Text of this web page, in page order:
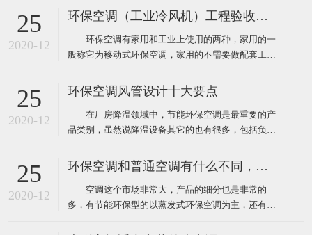
到制冷空调同样的效果，既达到了降温防暑的目的，
又节约了电能和开支，环保空调降温节能一举两得，
现在绝大多数企业都安装了这样的环保空调。下面为
大家介绍厂房降温使用
25
2020-12
环保空调（工业冷风机）工程验收标准
环保空调有家用和工业上使用的两种，家用的一
般称它为移动式环保空调，家用的不需要做配套工
只需要挑选到质量比较好的品牌就靠谱了，而工业上
使用环保空调就不一样了，因为它安装和使用环境都
要比家用更复杂，所以一般工业厂房降温安装的环保
空调工程都需要根据环境
25
2020-12
环保空调风管设计十大要点
在厂房降温领域中，节能环保空调是最重要的产
品类别，虽然说降温设备其它的也有很多，包括负压
备。对于很多工业车间或者中小企业来说，节能环保
空调目前仍然占据重要地位。那么环保空调在设计安
装中有什么需要注意的呢？ 1、环保空调的送风
管道材料一般采用
25
2020-12
环保空调和普通空调有什么不同，该怎么选
空调这个市场非常大，产品的细分也是非常的
多，有节能环保型的以蒸发式环保空调为主，还有传